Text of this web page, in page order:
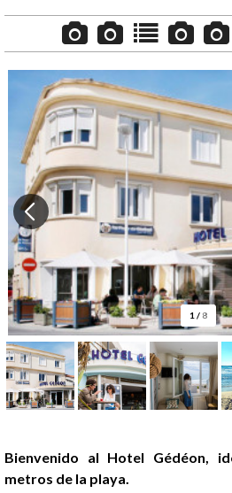
1 / 8
Presentación
Bienvenido al Hotel Gédéon,
metros de la playa.